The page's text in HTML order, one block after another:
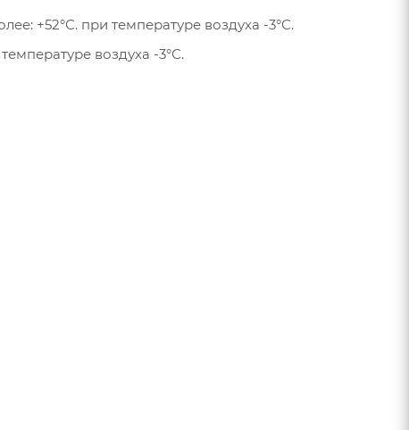
+52°С. при температуре воздуха -3°С.
воздуха -3°С.